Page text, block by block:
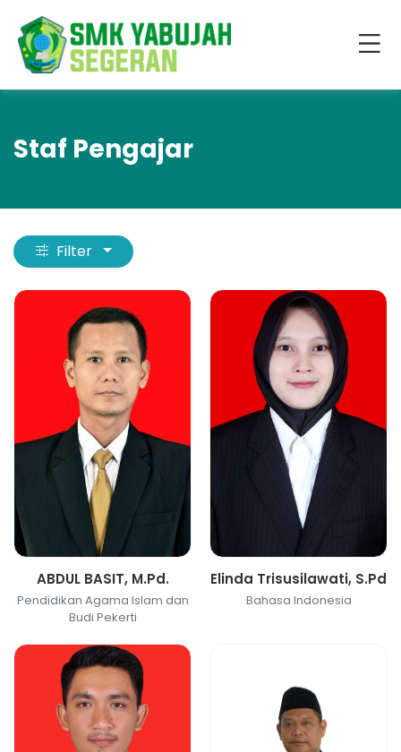
Staf Pengajar
Filter
ABDUL BASIT, M.Pd.
Pendidikan Agama Islam dan
Budi Pekerti
Elinda Trisusilawati, S.Pd
Bahasa Indonesia